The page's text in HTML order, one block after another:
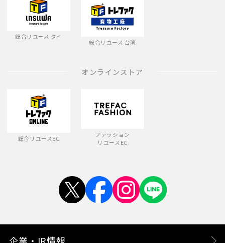
総合リユース タイ
総合リユース 台湾
オンラインストア
総合リユースEC
ファッション
リユースEC